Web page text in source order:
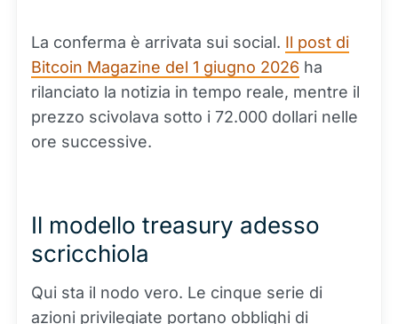
La conferma è arrivata sui social. Il post di
Bitcoin Magazine del 1 giugno 2026 ha
rilanciato la notizia in tempo reale, mentre il
prezzo scivolava sotto i 72.000 dollari nelle
ore successive.
Il modello treasury adesso
scricchiola
Qui sta il nodo vero. Le cinque serie di
azioni privilegiate portano obblighi di